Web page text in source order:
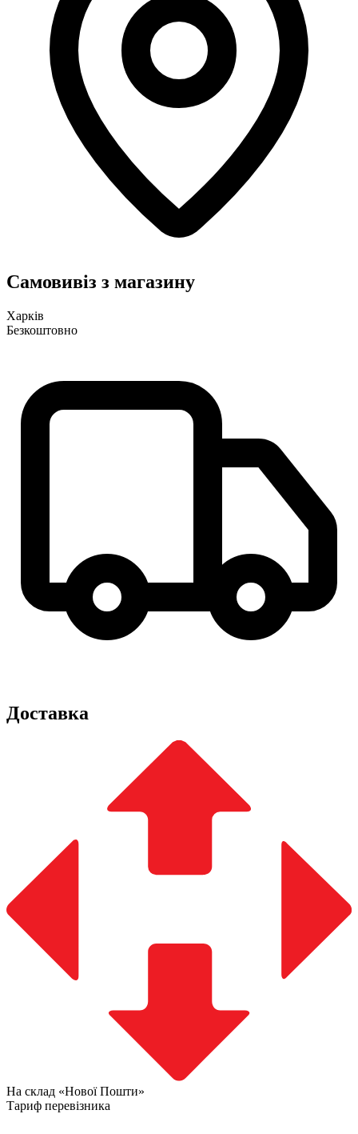
Самовивіз з магазину
Харків
Безкоштовно
Доставка
На склад «Нової Пошти»
Тариф перевізника